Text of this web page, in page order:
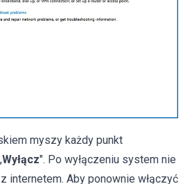
myszy każdy punkt
Wyłącz". Po wyłączeniu system nie
internetem. Aby ponownie włączyć